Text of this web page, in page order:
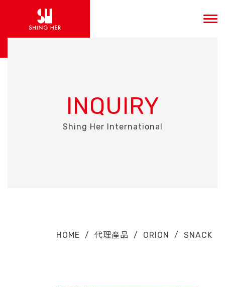
INQUIRY
Shing Her International
HOME / 代理產品 / ORION / SNACK